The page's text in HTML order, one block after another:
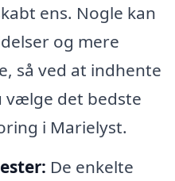
ens. Nogle kan
og mere
så ved at indhente
vælge det bedste
i Marielyst.
De enkelte